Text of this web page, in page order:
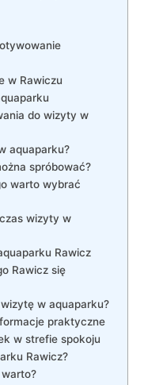
w Rawiczu
do wizyty w
aquaparku?
spróbować?
warto wybrać
wizyty w
Rawicz
Rawicz się
w aquaparku?
praktyczne
w strefie spokoju
Rawicz?